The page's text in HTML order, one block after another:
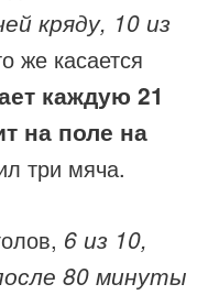
кряду, 10 из
же касается
каждую 21
на поле на
три мяча.
6 из 10,
80 минуты